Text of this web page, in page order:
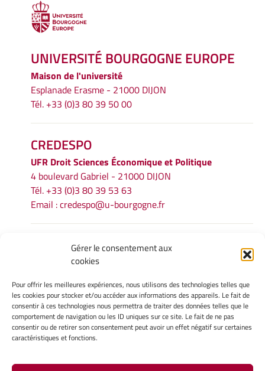
Gérer le consentement aux
cookies
Pour offrir les meilleures expériences, nous utilisons des technologies telles que
les cookies pour stocker et/ou accéder aux informations des appareils. Le fait de
consentir à ces technologies nous permettra de traiter des données telles que le
comportement de navigation ou les ID uniques sur ce site. Le fait de ne pas
consentir ou de retirer son consentement peut avoir un effet négatif sur certaines
caractéristiques et fonctions.
UNIVERSITÉ BOURGOGNE EUROPE
Maison de l'université
Esplanade Erasme - 21000 DIJON
Tél. +33 (0)3 80 39 50 00
CREDESPO
UFR Droit Sciences Économique et Politique
4 boulevard Gabriel - 21000 DIJON
Tél. +33 (0)3 80 39 53 63
Email :credespo@u-bourgogne.fr
INFORMATIONS LÉGALES
Mentions légales
Politique de cookies
Déclaration de confidentialité
Avertissement
INTRANET